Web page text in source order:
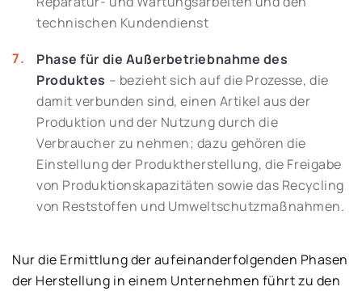
technischen Kundendienst
Phase für die Außerbetriebnahme des
Produktes – bezieht sich auf die Prozesse, die
damit verbunden sind, einen Artikel aus der
Produktion und der Nutzung durch die
Verbraucher zu nehmen; dazu gehören die
Einstellung der Produktherstellung, die Freigabe
von Produktionskapazitäten sowie das Recycling
von Reststoffen und Umweltschutzmaßnahmen.
Nur die Ermittlung der aufeinanderfolgenden Phasen
der Herstellung in einem Unternehmen führt zu den